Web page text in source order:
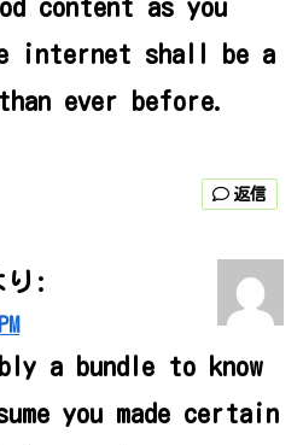
content as you
internet shall be a
ever before.
返信
り:
a bundle to know
you made certain